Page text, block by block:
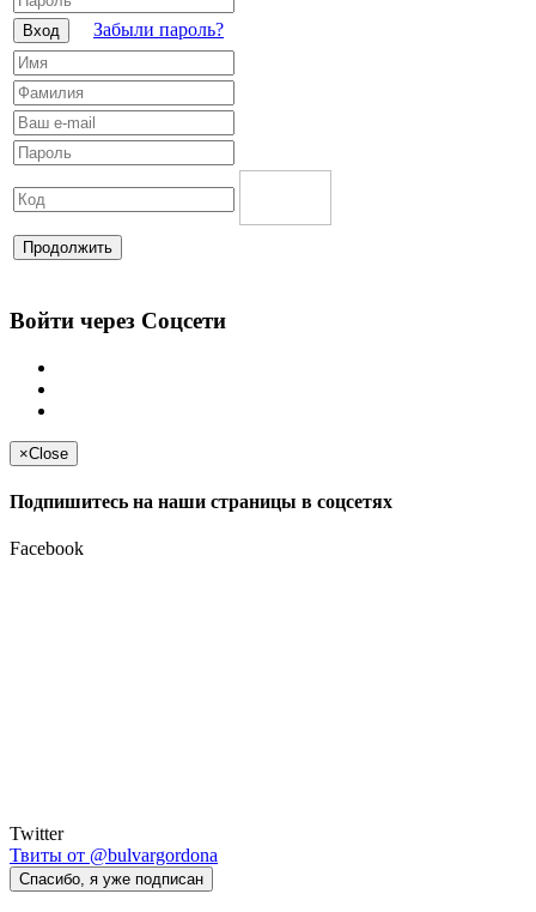
Вход Забыли пароль?
Продолжить
Войти через Соцсети
×Close
Подпишитесь на наши страницы в соцсетях
Facebook
Twitter
Твиты от @bulvargordona
Спасибо, я уже подписан